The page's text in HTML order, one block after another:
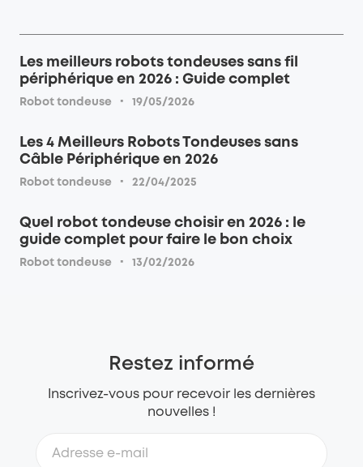
Les meilleurs robots tondeuses sans fil
périphérique en 2026 : Guide complet
Robot tondeuse · 19/05/2026
Les 4 Meilleurs Robots Tondeuses sans
Câble Périphérique en 2026
Robot tondeuse · 22/04/2025
Quel robot tondeuse choisir en 2026 : le
guide complet pour faire le bon choix
Robot tondeuse · 13/02/2026
Restez informé
Inscrivez-vous pour recevoir les dernières
nouvelles !